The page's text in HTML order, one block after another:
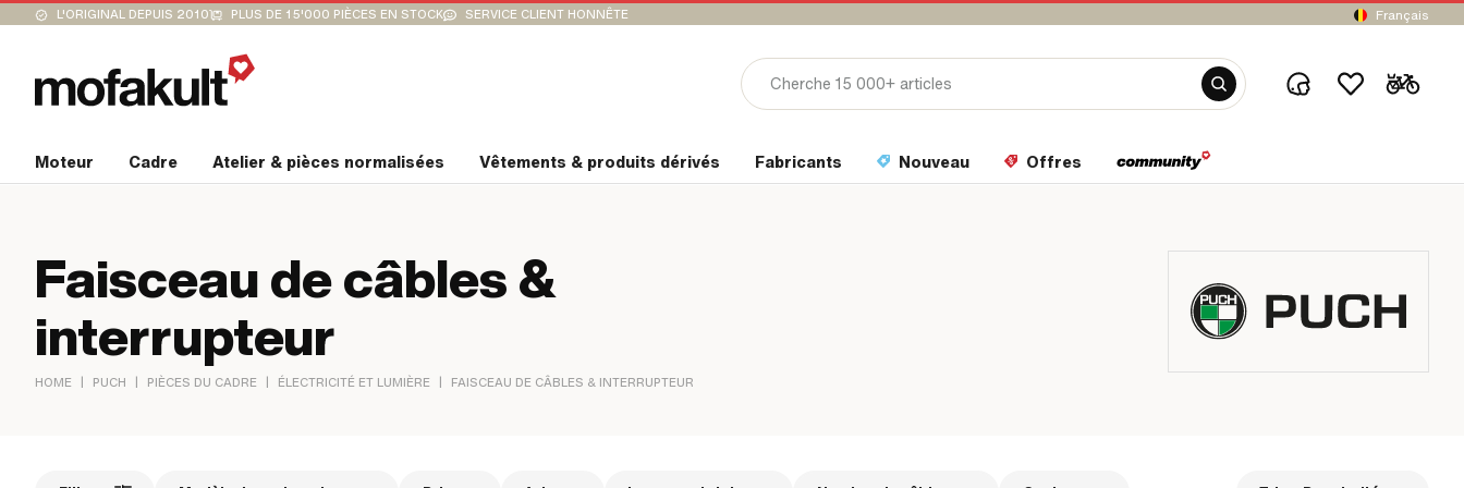
L'ORIGINAL DEPUIS 2010 PLUS DE 15'000 PIÈCES EN STOCK SERVICE CLIENT HONNÊTE Français
Moteur Cadre Atelier & pièces normalisées Vêtements & produits dérivés Fabricants Nouveau Offres
Faisceau de câbles &
interrupteur
HOME | PUCH | PIÈCES DU CADRE | ÉLECTRICITÉ ET LUMIÈRE | FAISCEAU DE CÂBLES & INTERRUPTEUR